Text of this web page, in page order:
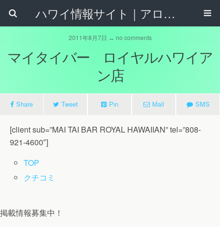
ハワイ情報サイト｜アロハタウンネット
2011年8月7日 ↔ no comments
マイタイバー ロイヤルハワイア
ン店
Share Tweet Pin Mail SMS
[client sub=”MAI TAI BAR ROYAL HAWAIIAN” tel=”808-
921-4600″]
TOP
クチコミ
掲載情報募集中！